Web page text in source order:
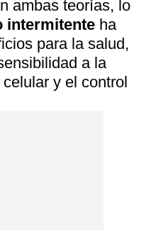
ambas teorías, lo
intermitente ha
para la salud,
a la
y el control